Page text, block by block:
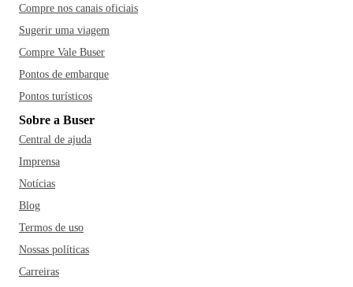
Compre nos canais oficiais
Sugerir uma viagem
Compre Vale Buser
Pontos de embarque
Pontos turísticos
Sobre a Buser
Central de ajuda
Imprensa
Notícias
Blog
Termos de uso
Nossas políticas
Carreiras